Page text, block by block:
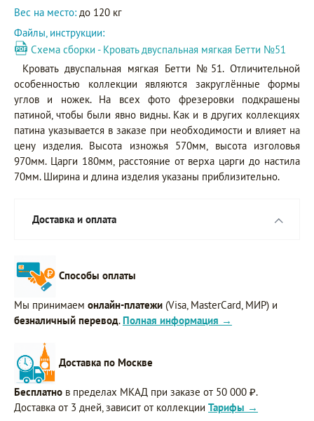
Вес на место: до 120 кг
Файлы, инструкции:
Схема сборки - Кровать двуспальная мягкая Бетти №51
Кровать двуспальная мягкая Бетти №51. Отличительной
особенностью коллекции являются закруглённые формы
углов и ножек. На всех фото фрезеровки подкрашены
патиной, чтобы были явно видны. Как и в других коллекциях
патина указывается в заказе при необходимости и влияет на
цену изделия. Высота изножья 570мм, высота изголовья
970мм. Царги 180мм, расстояние от верха царги до настила
70мм. Ширина и длина изделия указаны приблизительно.
Доставка и оплата
Способы оплаты
Мы принимаем онлайн-платежи (Visa, MasterCard, МИР) и
безналичный перевод. Полная информация →
Доставка по Москве
Бесплатно в пределах МКАД при заказе от 50 000 ₽.
Доставка от 3 дней, зависит от коллекции Тарифы →